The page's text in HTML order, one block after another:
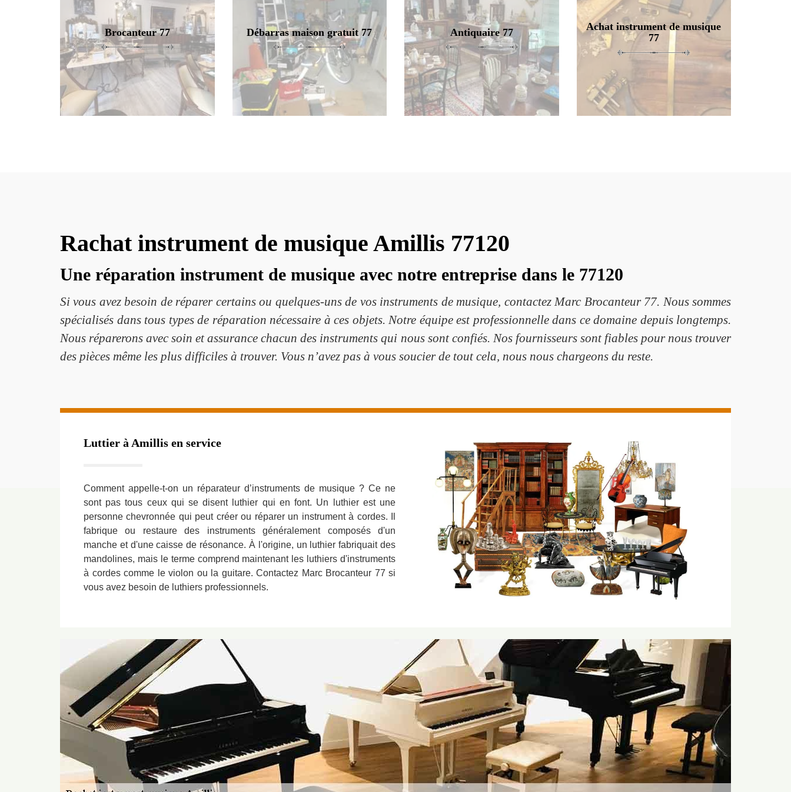
Brocanteur 77 Débarras maison gratuit 77 Antiquaire 77
Achat instrument de musique
77
Rachat instrument de musique Amillis 77120
Une réparation instrument de musique avec notre entreprise dans le 77120
Si vous avez besoin de réparer certains ou quelques-uns de vos instruments de musique, contactez Marc Brocanteur 77. Nous sommes
spécialisés dans tous types de réparation nécessaire à ces objets. Notre équipe est professionnelle dans ce domaine depuis longtemps.
Nous réparerons avec soin et assurance chacun des instruments qui nous sont confiés. Nos fournisseurs sont fiables pour nous trouver
des pièces même les plus difficiles à trouver. Vous n’avez pas à vous soucier de tout cela, nous nous chargeons du reste.
Luttier à Amillis en service
Comment appelle-t-on un réparateur d’instruments de musique ? Ce ne
sont pas tous ceux qui se disent luthier qui en font. Un luthier est une
personne chevronnée qui peut créer ou réparer un instrument à cordes. Il
fabrique ou restaure des instruments généralement composés d'un
manche et d'une caisse de résonance. À l'origine, un luthier fabriquait des
mandolines, mais le terme comprend maintenant les luthiers d'instruments
à cordes comme le violon ou la guitare. Contactez Marc Brocanteur 77 si
vous avez besoin de luthiers professionnels.